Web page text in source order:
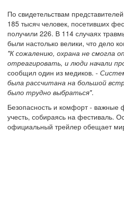
По свидетельствам
185 тысяч человек, посетивших
получили 226. В 114 случаях
были настолько велики, что дело
"К сожалению, охрана не смогла
отреагировать, и люди начали
сообщил один из медиков. -
была рассчитана на большой
было трудно выбраться".
Безопасность и комфорт - важные
учесть, собираясь на фестиваль.
официальный трейлер обещает